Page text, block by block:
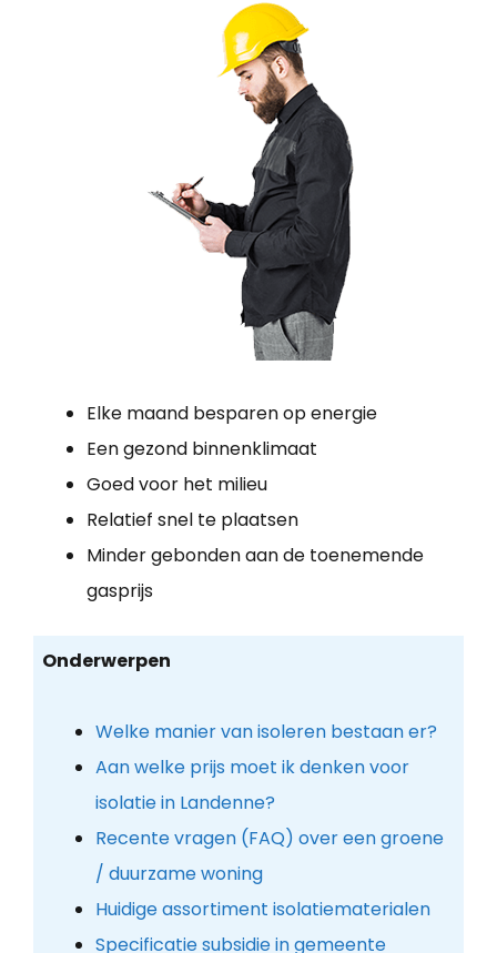
Elke maand besparen op energie
Een gezond binnenklimaat
Goed voor het milieu
Relatief snel te plaatsen
Minder gebonden aan de toenemende
gasprijs
Onderwerpen
Welke manier van isoleren bestaan er?
Aan welke prijs moet ik denken voor
isolatie in Landenne?
Recente vragen (FAQ) over een groene
/ duurzame woning
Huidige assortiment isolatiematerialen
Specificatie subsidie in gemeente